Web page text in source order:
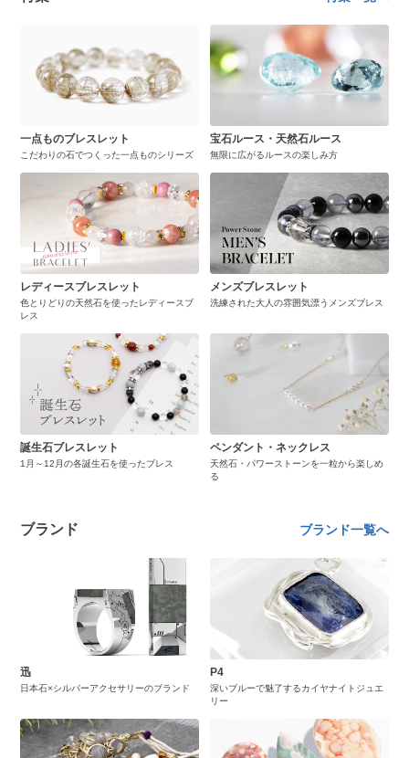
一点ものブレスレット
こだわりの石でつくった一点ものシリーズ
宝石ルース・天然石ルース
無限に広がるルースの楽しみ方
レディースブレスレット
色とりどりの天然石を使ったレディースブ
レス
メンズブレスレット
洗練された大人の雰囲気漂うメンズブレス
誕生石ブレスレット
1月～12月の各誕生石を使ったブレス
ペンダント・ネックレス
天然石・パワーストーンを一粒から楽しめ
る
ブランド ブランド一覧へ
迅
日本石×シルバーアクセサリーのブランド
P4
深いブルーで魅了するカイヤナイトジュエ
リー